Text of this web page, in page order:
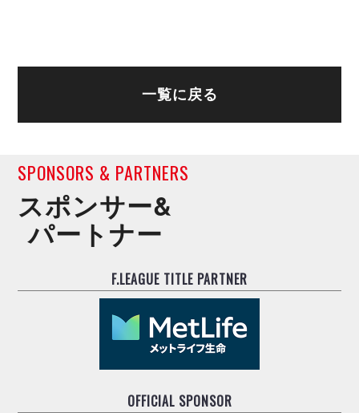
一覧に戻る
SPONSORS & PARTNERS
スポンサー&
パートナー
F.LEAGUE TITLE PARTNER
OFFICIAL SPONSOR